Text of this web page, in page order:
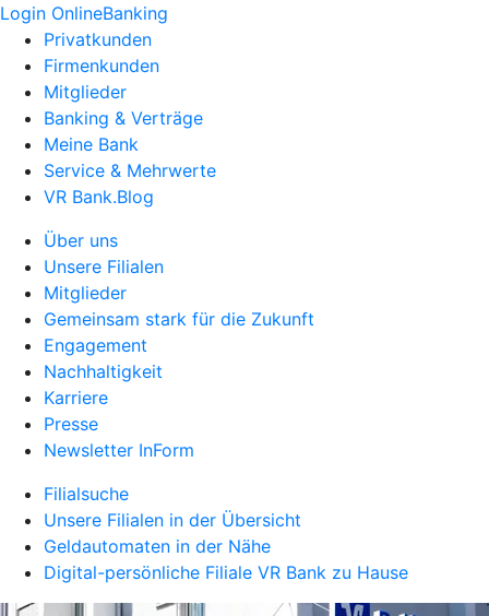
Login OnlineBanking
Privatkunden
Firmenkunden
Mitglieder
Banking & Verträge
Meine Bank
Service & Mehrwerte
VR Bank.Blog
Über uns
Unsere Filialen
Mitglieder
Gemeinsam stark für die Zukunft
Engagement
Nachhaltigkeit
Karriere
Presse
Newsletter InForm
Filialsuche
Unsere Filialen in der Übersicht
Geldautomaten in der Nähe
Digital-persönliche Filiale VR Bank zu Hause